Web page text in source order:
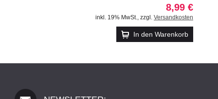
8,99 €
inkl. 19% MwSt. zzgl. Versandkosten
In den Warenkorb